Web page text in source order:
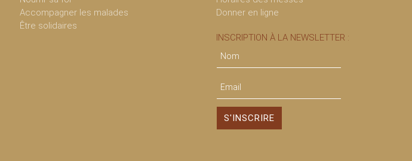
Accompagner les malades
Être solidaires
Donner en ligne
INSCRIPTION À LA NEWSLETTER :